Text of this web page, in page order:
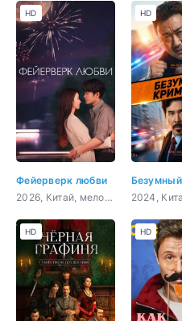
Фейерверк любви
2026, Китай, мелодрама, комедия
HD HD
HD HD